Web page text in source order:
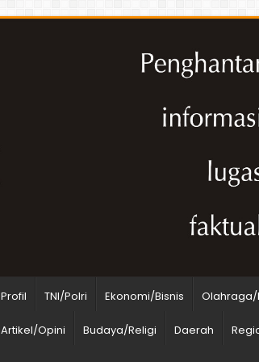
Profil TNI/Polri Ekonomi/Bisnis Olahraga/
Artikel/Opini Budaya/Religi Daerah